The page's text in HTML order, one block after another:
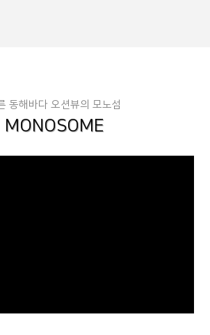
동해바다 오션뷰의 모노섬
MONOSOME